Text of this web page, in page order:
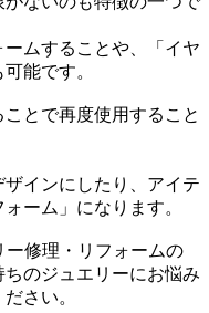
ームすることや、「イヤ
能です。
とで再度使用すること
インにしたり、アイテ
ーム」になります。
ー修理・リフォームの
のジュエリーにお悩み
さい。